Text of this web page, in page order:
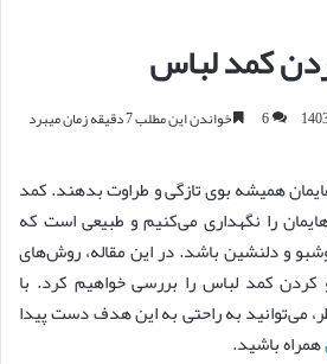
کمد لباس
6 خواندن این مطلب 7 دقیقه زمان میبرد
همیشه بوی تازگی و طراوت بدهند. کمد
را نگهداری می‌کنیم و طبیعی است که
و دلنشین باشد. در این مقاله، روش‌های
کمد لباس را بررسی خواهیم کرد. با
می‌توانید به راحتی به این هدف دست پیدا
همراه باشید.